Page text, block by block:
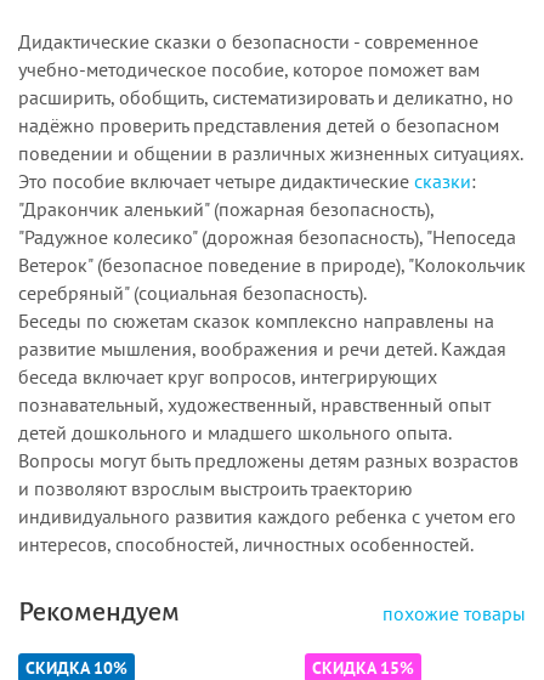
Дидактические сказки о безопасности - современное
учебно-методическое пособие, которое поможет вам
расширить, обобщить, систематизировать и деликатно, но
надёжно проверить представления детей о безопасном
поведении и общении в различных жизненных ситуациях.
Это пособие включает четыре дидактические сказки:
"Дракончик аленький" (пожарная безопасность),
"Радужное колесико" (дорожная безопасность), "Непоседа
Ветерок" (безопасное поведение в природе), "Колокольчик
серебряный" (социальная безопасность).
Беседы по сюжетам сказок комплексно направлены на
развитие мышления, воображения и речи детей. Каждая
беседа включает круг вопросов, интегрирующих
познавательный, художественный, нравственный опыт
детей дошкольного и младшего школьного опыта.
Вопросы могут быть предложены детям разных возрастов
и позволяют взрослым выстроить траекторию
индивидуального развития каждого ребенка с учетом его
интересов, способностей, личностных особенностей.
Рекомендуем похожие товары
СКИДКА 10% СКИДКА 15%